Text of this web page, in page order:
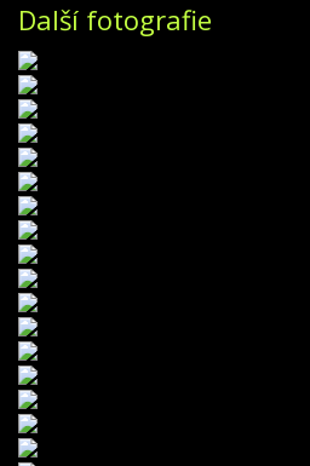
Další fotografie